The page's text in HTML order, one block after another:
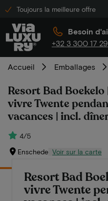
Toujours la meilleure offre
Besoin
+32 3 300 17 29
Accueil Emballages
Resort Bad
vivre Twente
vacances | incl.
4/5
Enschede Voir sur la carte
Resort Bad
vivre Twente